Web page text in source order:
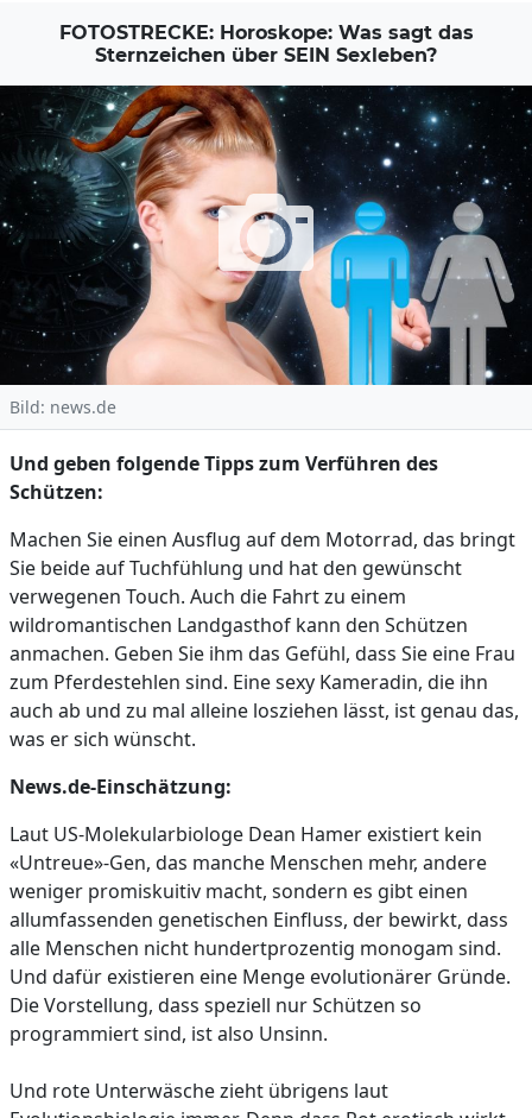
FOTOSTRECKE: Horoskope: Was sagt das
Sternzeichen über SEIN Sexleben?
Bild: news.de
Und geben folgende Tipps zum Verführen des
Schützen:
Machen Sie einen Ausflug auf dem Motorrad, das bringt
Sie beide auf Tuchfühlung und hat den gewünscht
verwegenen Touch. Auch die Fahrt zu einem
wildromantischen Landgasthof kann den Schützen
anmachen. Geben Sie ihm das Gefühl, dass Sie eine Frau
zum Pferdestehlen sind. Eine sexy Kameradin, die ihn
auch ab und zu mal alleine losziehen lässt, ist genau das,
was er sich wünscht.
News.de-Einschätzung:
Laut US-Molekularbiologe Dean Hamer existiert kein
«Untreue»-Gen, das manche Menschen mehr, andere
weniger promiskuitiv macht, sondern es gibt einen
allumfassenden genetischen Einfluss, der bewirkt, dass
alle Menschen nicht hundertprozentig monogam sind.
Und dafür existieren eine Menge evolutionärer Gründe.
Die Vorstellung, dass speziell nur Schützen so
programmiert sind, ist also Unsinn.
Und rote Unterwäsche zieht übrigens laut